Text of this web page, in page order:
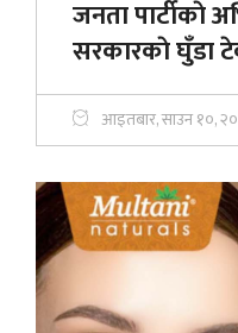
जनता पार्टीकाे
सरकारकाे घुँडा
आइतबार, साउन १०,